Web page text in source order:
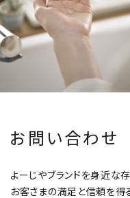
お問い合わせ
よーじやブランドを身近な存
お客さまの満足と信頼を得